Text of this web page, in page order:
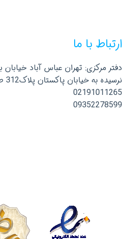
ارتباط با ما
دفتر مرکزی: تهران عباس آباد
نرسیده به خیابان پاکستان پلاک312 طبقه همکف واحد1
02191011265
09352278599